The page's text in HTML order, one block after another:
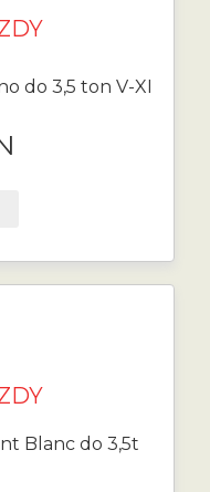
do 3,5 ton V-XI
Blanc do 3,5t